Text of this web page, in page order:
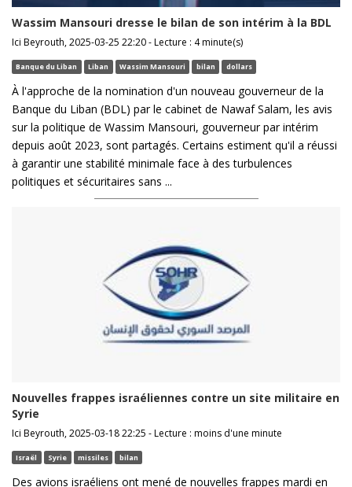
Wassim Mansouri dresse le bilan de son intérim à la BDL
Ici Beyrouth, 2025-03-25 22:20 - Lecture : 4 minute(s)
Banque du Liban Liban Wassim Mansouri bilan dollars
À l'approche de la nomination d'un nouveau gouverneur de la
Banque du Liban (BDL) par le cabinet de Nawaf Salam, les avis
sur la politique de Wassim Mansouri, gouverneur par intérim
depuis août 2023, sont partagés. Certains estiment qu'il a réussi
à garantir une stabilité minimale face à des turbulences
politiques et sécuritaires sans ...
Nouvelles frappes israéliennes contre un site militaire en
Syrie
Ici Beyrouth, 2025-03-18 22:25 - Lecture : moins d'une minute
Israël Syrie missiles bilan
Des avions israéliens ont mené de nouvelles frappes mardi en